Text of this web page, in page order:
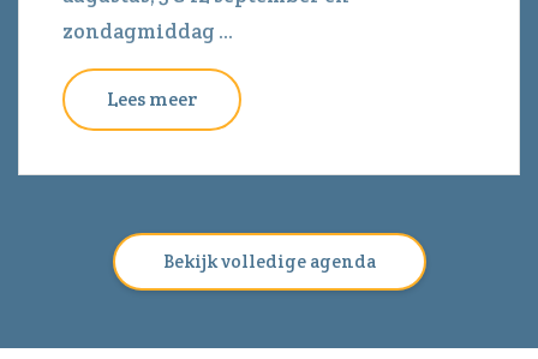
zondagmiddag ...
Lees meer
Bekijk volledige agenda